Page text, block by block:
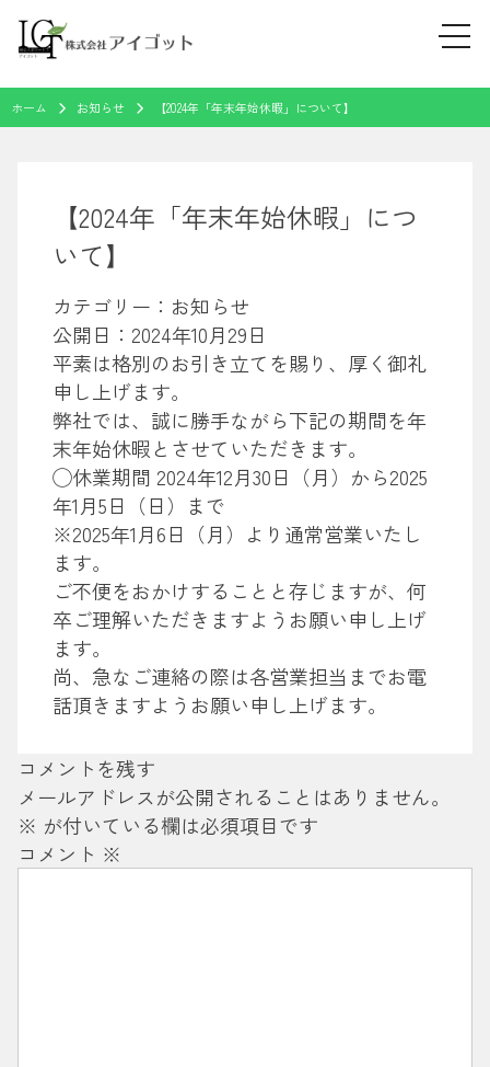
Skip
to
ホーム お知らせ 【2024年「年末年始休暇」について】
【2024年「年末年始休暇」につ
いて】
カテゴリー：お知らせ
公開日： 2024年10月29日
平素は格別のお引き立てを賜り、厚く御礼
申し上げます。
弊社では、誠に勝手ながら下記の期間を年
末年始休暇とさせていただきます。
◯休業期間 2024年12月30日（月）から2025
年1月5日（日）まで
※2025年1月6日（月）より通常営業いたし
ます。
ご不便をおかけすることと存じますが、何
卒ご理解いただきますようお願い申し上げ
ます。
尚、急なご連絡の際は各営業担当までお電
話頂きますようお願い申し上げます。
コメントを残す
メールアドレスが公開されることはありません。
※ が付いている欄は必須項目です
コメント ※